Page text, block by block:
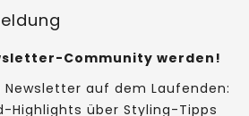
Community werden!
auf dem Laufenden:
Highlights über Styling-Tipps